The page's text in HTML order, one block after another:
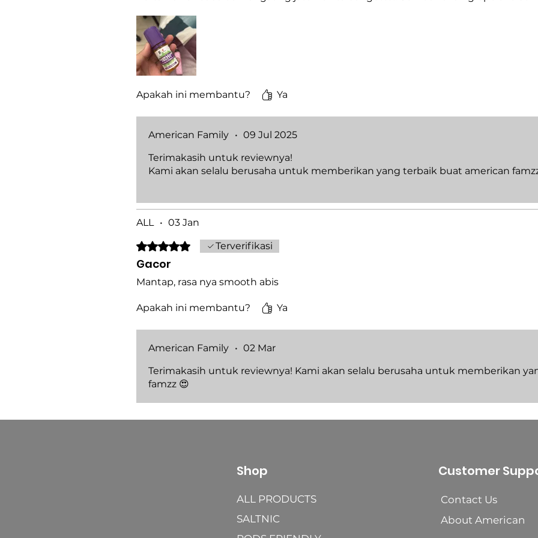
Apakah ini membantu? Ya
American Family • 09 Jul 2025
Terimakasih untuk reviewnya!
Kami akan selalu berusaha untuk memberikan yang terbaik buat american
ALL • 03 Jan
Dinilai 5 dari 5 bintang.Terverifikasi
Gacor
Mantap, rasa nya smooth abis
Apakah ini membantu? Ya
American Family • 02 Mar
Terimakasih untuk reviewnya! Kami akan selalu berusaha untuk memberikan
famzz 😍
Shop
ALL PRODUCTS
SALTNIC
Customer
Contact Us
About American